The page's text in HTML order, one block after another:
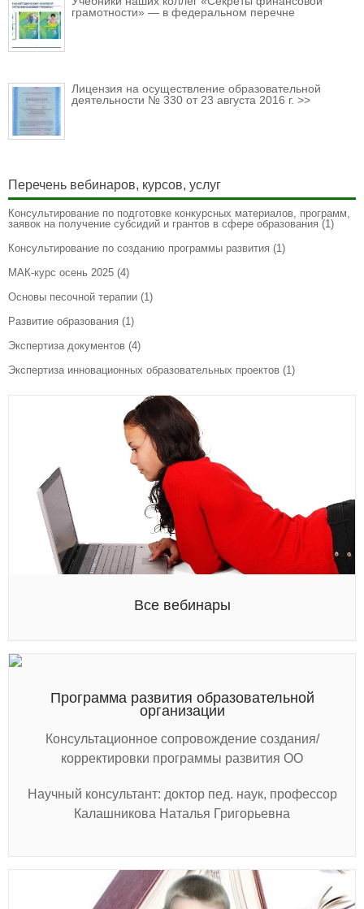
грамотности» — в федеральном перечне
Лицензия на осуществление образовательной
деятельности № 330 от 23 августа 2016 г. >>
Перечень вебинаров, курсов, услуг
Консультирование по подготовке конкурсных материалов, программ,
заявок на получение субсидий и грантов в сфере образования (1)
Консультирование по созданию программы развития (1)
МАК-курс осень 2025 (4)
Основы песочной терапии (1)
Развитие образования (1)
Экспертиза документов (4)
Экспертиза инновационных образовательных проектов (1)
Все вебинары
Программа развития образовательной
организации
Консультационное сопровождение создания/
корректировки программы развития ОО
Научный консультант: доктор пед. наук, профессор
Калашникова Наталья Григорьевна